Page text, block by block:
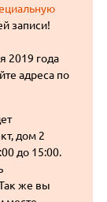
записи!
2019 года
адреса по
дом 2
до 15:00.
же вы